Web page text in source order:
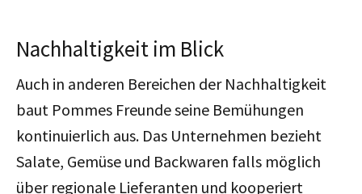
Nachhaltigkeit im Blick
Auch in anderen Bereichen der Nachhaltigkeit
baut Pommes Freunde seine Bemühungen
kontinuierlich aus. Das Unternehmen bezieht
Salate, Gemüse und Backwaren falls möglich
über regionale Lieferanten und kooperiert